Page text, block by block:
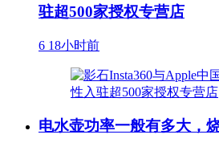
驻超500家授权专营店
6 18小时前
电水壶功率一般有多大，